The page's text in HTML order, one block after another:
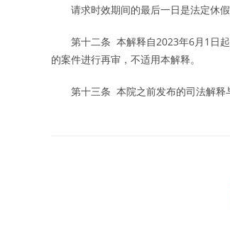
请求时效期间的最后一日是法定休假
第十二条 本解释自2023年6月1日起
的案件进行再审，不适用本解释。
第十三条 本院之前发布的司法解释